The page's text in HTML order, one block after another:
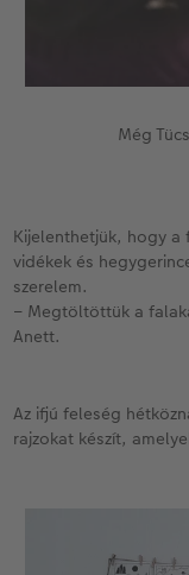
Még
Kijelenthetjük, hogy a
vidékek és
szerelem.
– Megtöltöttük a
Anett.
Az ifjú feleség
rajzokat készít,